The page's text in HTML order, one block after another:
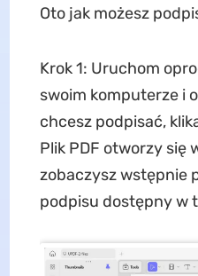
Oto jak możesz
Krok 1: Uruchom
swoim komputerze i
chcesz podpisać,
Plik PDF otworzy się
zobaczysz wstępnie
podpisu dostępny w